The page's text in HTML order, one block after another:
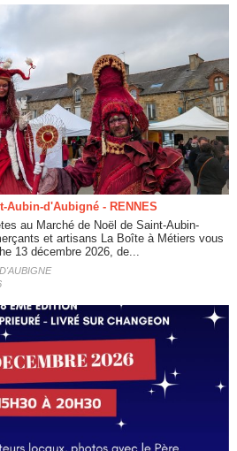
Aubin-d'Aubigné - RENNES
au Marché de Noël de Saint-Aubin-
et artisans La Boîte à Métiers vous
13 décembre 2026, de...